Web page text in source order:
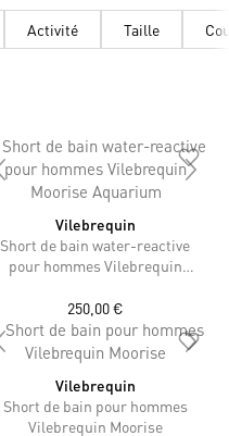
Activité Taille
Vilebrequin
Short de bain water-reactive
pour hommes Vilebrequin
250,00 €
Vilebrequin
Short de bain pour hommes
Vilebrequin Moorise